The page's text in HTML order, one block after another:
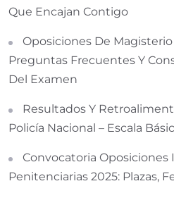
Que Encajan Contigo
Oposiciones De
Preguntas Frecuentes Y
Del Examen
Resultados Y
Policía Nacional – Escala
Convocatoria
Penitenciarias 2025: Plazas,